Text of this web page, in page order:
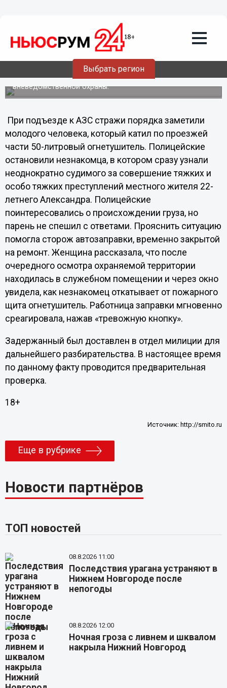
Выбрать регион
Нижегородца задержали за кражу 50-
литрового огнетушителя с АЗС
На пульт централизованного наблюдения поступил
сигнал «тревога» с автозаправочной станции,
находящейся на проспекте Гагарина. По указанному
адресу был незамедлительно направлен экипаж
вневедомственной охраны.
При подъезде к АЗС стражи порядка заметили
молодого человека, который катил по проезжей
части 50-литровый огнетушитель. Полицейские
остановили незнакомца, в котором сразу узнали
неоднократно судимого за совершение тяжких и
особо тяжких преступлений местного жителя 22-
летнего Александра. Полицейские
поинтересовались о происхождении груза, но
парень не спешил с ответами. Прояснить ситуацию
помогла сторож автозаправки, временно закрытой
на ремонт. Женщина рассказала, что после
очередного осмотра охраняемой территории
находилась в служебном помещении и через окно
увидела, как незнакомец откатывает от пожарного
щита огнетушитель. Работница заправки мгновенно
среагировала, нажав «тревожную кнопку».
Задержанный был доставлен в отдел милиции для
дальнейшего разбирательства. В настоящее время
по данному факту проводится предварительная
проверка.
18+
Источник: http://smito.ru
Еще в рубрике
Новости партнёров
ТОП новостей
08.8.2026 11:00
Последствия урагана устраняют в
Нижнем Новгороде после
непогоды
08.8.2026 12:00
Ночная гроза с ливнем и шквалом
накрыла Нижний Новгород